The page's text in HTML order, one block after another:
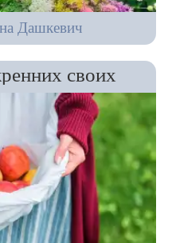
Дашкевич
своих